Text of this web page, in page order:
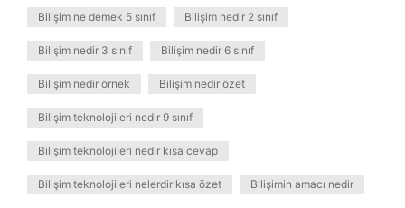
Bilişim ne demek 5 sınıf Bilişim nedir 2 sınıf
Bilişim nedir 3 sınıf Bilişim nedir 6 sınıf
Bilişim nedir örnek Bilişim nedir özet
Bilişim teknolojileri nedir 9 sınıf
Bilişim teknolojileri nedir kısa cevap
Bilişim teknolojileri nelerdir kısa özet Bilişimin amacı nedir